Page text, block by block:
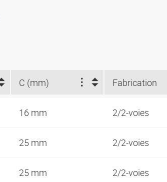
C (mm) Fabrication
16 mm 2/2-voies
25 mm 2/2-voies
25 mm 2/2-voies